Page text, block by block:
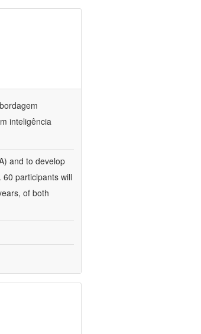
inteligência
and to develop
participants will
of both